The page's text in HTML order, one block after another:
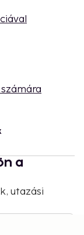
a
utazási